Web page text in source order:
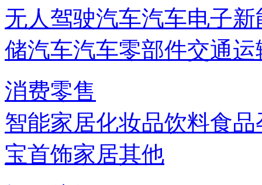
无人驾驶汽车汽车电子新
储汽车汽车零部件交通
消费零售
智能家居化妆品饮料食品
宝首饰家居其他